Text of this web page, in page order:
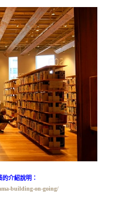
介紹說明：
building-on-going/